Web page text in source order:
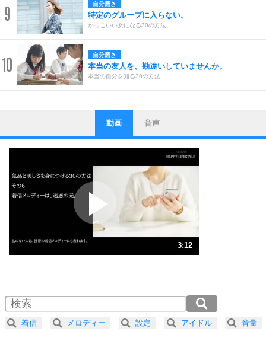
9 自分磨き
特定のグループに入らない。
かっこいい女になる30の方法
10 自分磨き
本当の友人を、勘違いしていませんか。
本当の自分を知る30の方法
1
ストレス対策
他人と比べない。
いっそのこと、他人を見ない。
いらいらしない人になる30の方法
ポジティブになれない原因は、行動しないから。
ポジティブ思考になる30の方法
ストレス対策
人生、なんとかなるもの。
気楽に生きる30の方法
4 器の大きい人は、怒りを優しさで表現する。
動画 音声
3:12
2.0倍速 （377KB 1分36秒）
2.5倍速 （302KB 1分17秒）
3.0倍速 （252KB 1分4秒）
着信 メロディー 設定 アイドル 音量